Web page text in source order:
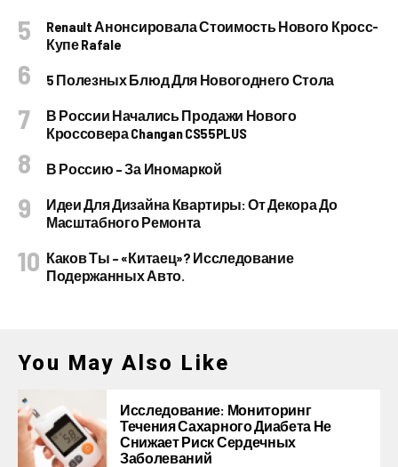
Renault Анонсировала Стоимость Нового Кросс-
Купе Rafale
5 Полезных Блюд Для Новогоднего Стола
В России Начались Продажи Нового
Кроссовера Changan CS55PLUS
В Россию – За Иномаркой
Идеи Для Дизайна Квартиры: От Декора До
Масштабного Ремонта
Каков Ты – «китаец»? Исследование
Подержанных Авто.
You May Also Like
Исследование: Мониторинг
Течения Сахарного Диабета Не
Снижает Риск Сердечных
Заболеваний